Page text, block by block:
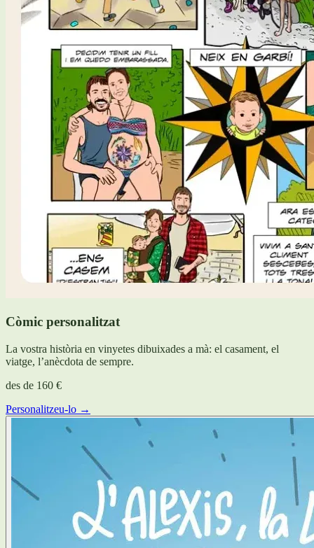
Còmic personalitzat
La vostra història en vinyetes dibuixades a mà: el casament, el
viatge, l’anècdota de sempre.
des de 160 €
Personalitzeu-lo →